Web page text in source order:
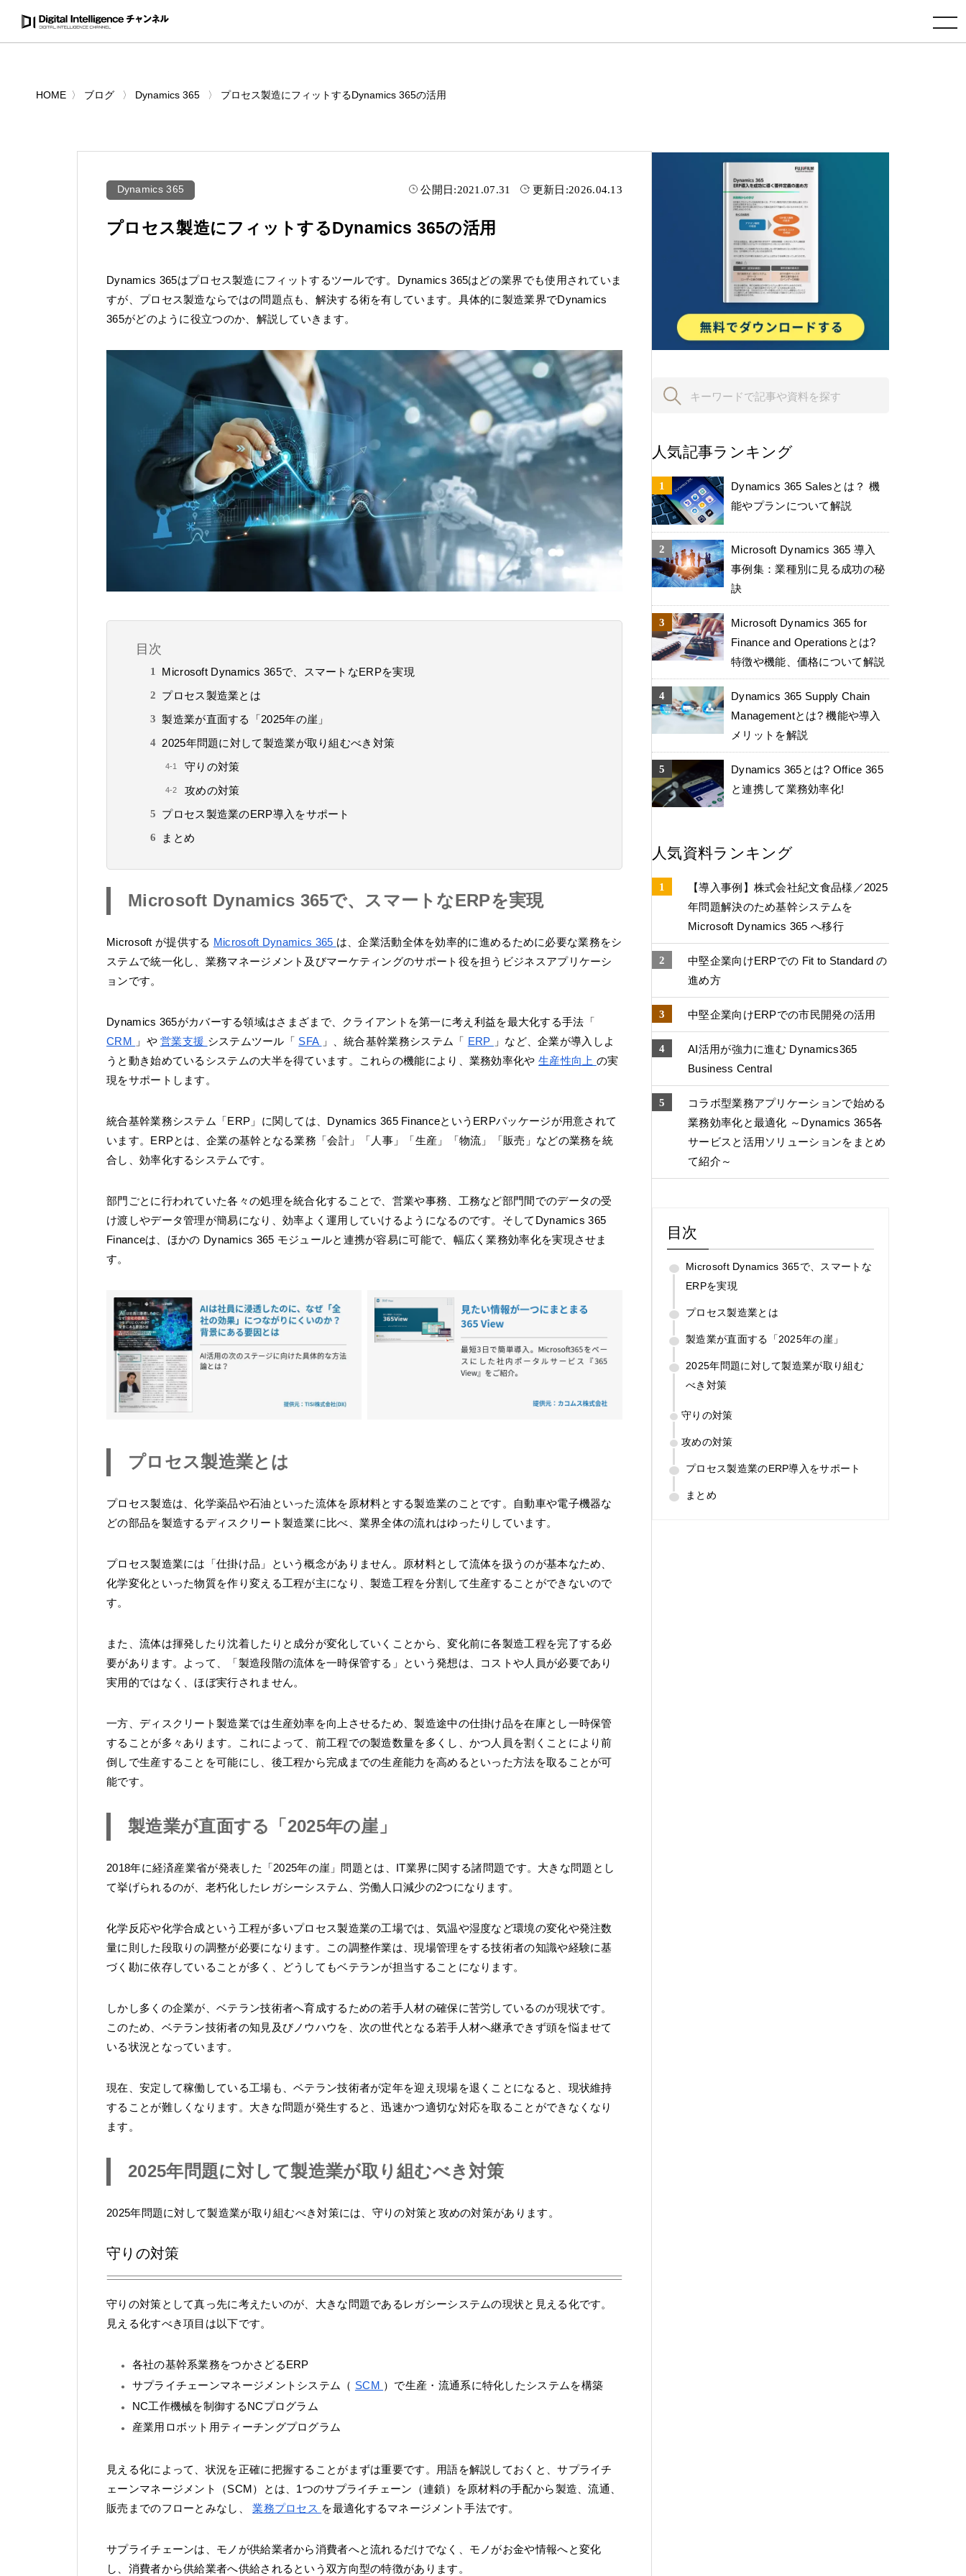
toggle navigation
HOME ブログ Dynamics 365 プロセス製造にフィットするDynamics 365の活用
Dynamics 365 公開日:2021.07.31 更新日:2026.04.13
プロセス製造にフィットするDynamics 365の活用
Dynamics 365はプロセス製造にフィットするツールです。Dynamics 365はどの業界でも使用されていま
すが、プロセス製造ならではの問題点も、解決する術を有しています。具体的に製造業界でDynamics
365がどのように役立つのか、解説していきます。
目次
Microsoft Dynamics 365で、スマートなERPを実現
プロセス製造業とは
製造業が直面する「2025年の崖」
2025年問題に対して製造業が取り組むべき対策
守りの対策
攻めの対策
プロセス製造業のERP導入をサポート
まとめ
Microsoft Dynamics 365で、スマートなERPを実現
Microsoft が提供する Microsoft Dynamics 365 は、企業活動全体を効率的に進めるために必要な業務をシ
ステムで統一化し、業務マネージメント及びマーケティングのサポート役を担うビジネスアプリケーシ
ョンです。
Dynamics 365がカバーする領域はさまざまで、クライアントを第一に考え利益を最大化する手法「
CRM 」や営業支援 システムツール「 SFA 」、統合基幹業務システム「 ERP 」など、企業が導入しよ
うと動き始めているシステムの大半を得ています。これらの機能により、業務効率化や 生産性向上 の実
現をサポートします。
統合基幹業務システム「ERP」に関しては、Dynamics 365 FinanceというERPパッケージが用意されて
います。ERPとは、企業の基幹となる業務「会計」「人事」「生産」「物流」「販売」などの業務を統
合し、効率化するシステムです。
部門ごとに行われていた各々の処理を統合化することで、営業や事務、工務など部門間でのデータの受
け渡しやデータ管理が簡易になり、効率よく運用していけるようになるのです。そしてDynamics 365
Financeは、ほかの Dynamics 365 モジュールと連携が容易に可能で、幅広く業務効率化を実現させま
す。
プロセス製造業とは
プロセス製造は、化学薬品や石油といった流体を原材料とする製造業のことです。自動車や電子機器な
どの部品を製造するディスクリート製造業に比べ、業界全体の流れはゆったりしています。
プロセス製造業には「仕掛け品」という概念がありません。原材料として流体を扱うのが基本なため、
化学変化といった物質を作り変える工程が主になり、製造工程を分割して生産することができないので
す。
また、流体は揮発したり沈着したりと成分が変化していくことから、変化前に各製造工程を完了する必
要があります。よって、「製造段階の流体を一時保管する」という発想は、コストや人員が必要であり
実用的ではなく、ほぼ実行されません。
一方、ディスクリート製造業では生産効率を向上させるため、製造途中の仕掛け品を在庫とし一時保管
することが多々あります。これによって、前工程での製造数量を多くし、かつ人員を割くことにより前
倒しで生産することを可能にし、後工程から完成までの生産能力を高めるといった方法を取ることが可
能です。
製造業が直面する「2025年の崖」
2018年に経済産業省が発表した「2025年の崖」問題とは、IT業界に関する諸問題です。大きな問題とし
て挙げられるのが、老朽化したレガシーシステム、労働人口減少の2つになります。
化学反応や化学合成という工程が多いプロセス製造業の工場では、気温や湿度など環境の変化や発注数
量に則した段取りの調整が必要になります。この調整作業は、現場管理をする技術者の知識や経験に基
づく勘に依存していることが多く、どうしてもベテランが担当することになります。
しかし多くの企業が、ベテラン技術者へ育成するための若手人材の確保に苦労しているのが現状です。
このため、ベテラン技術者の知見及びノウハウを、次の世代となる若手人材へ継承できず頭を悩ませて
いる状況となっています。
現在、安定して稼働している工場も、ベテラン技術者が定年を迎え現場を退くことになると、現状維持
することが難しくなります。大きな問題が発生すると、迅速かつ適切な対応を取ることができなくなり
ます。
2025年問題に対して製造業が取り組むべき対策
2025年問題に対して製造業が取り組むべき対策には、守りの対策と攻めの対策があります。
守りの対策
守りの対策として真っ先に考えたいのが、大きな問題であるレガシーシステムの現状と見える化です。
見える化すべき項目は以下です。
各社の基幹系業務をつかさどるERP
サプライチェーンマネージメントシステム（ SCM ）で生産・流通系に特化したシステムを構築
NC工作機械を制御するNCプログラム
産業用ロボット用ティーチングプログラム
見える化によって、状況を正確に把握することがまずは重要です。用語を解説しておくと、サプライチ
ェーンマネージメント（SCM）とは、1つのサプライチェーン（連鎖）を原材料の手配から製造、流通、
販売までのフローとみなし、業務プロセス を最適化するマネージメント手法です。
サプライチェーンは、モノが供給業者から消費者へと流れるだけでなく、モノがお金や情報へと変化
し、消費者から供給業者へ供給されるという双方向型の特徴があります。
人気記事ランキング
Dynamics 365 Salesとは？ 機
能やプランについて解説
Microsoft Dynamics 365 導入
事例集：業種別に見る成功の秘
訣
Microsoft Dynamics 365 for
Finance and Operationsとは?
特徴や機能、価格について解説
Dynamics 365 Supply Chain
Managementとは? 機能や導入
メリットを解説
Dynamics 365とは? Office 365
と連携して業務効率化!
人気資料ランキング
【導入事例】株式会社紀文食品様／2025
年問題解決のため基幹システムを
Microsoft Dynamics 365 へ移行
中堅企業向けERPでの Fit to Standard の
進め方
中堅企業向けERPでの市⺠開発の活用
AI活用が強力に進む Dynamics365
Business Central
コラボ型業務アプリケーションで始める
業務効率化と最適化 ～Dynamics 365各
サービスと活用ソリューションをまとめ
て紹介～
目次
Microsoft Dynamics 365で、スマートな
ERPを実現
プロセス製造業とは
製造業が直面する「2025年の崖」
2025年問題に対して製造業が取り組む
べき対策
守りの対策
攻めの対策
プロセス製造業のERP導入をサポート
まとめ